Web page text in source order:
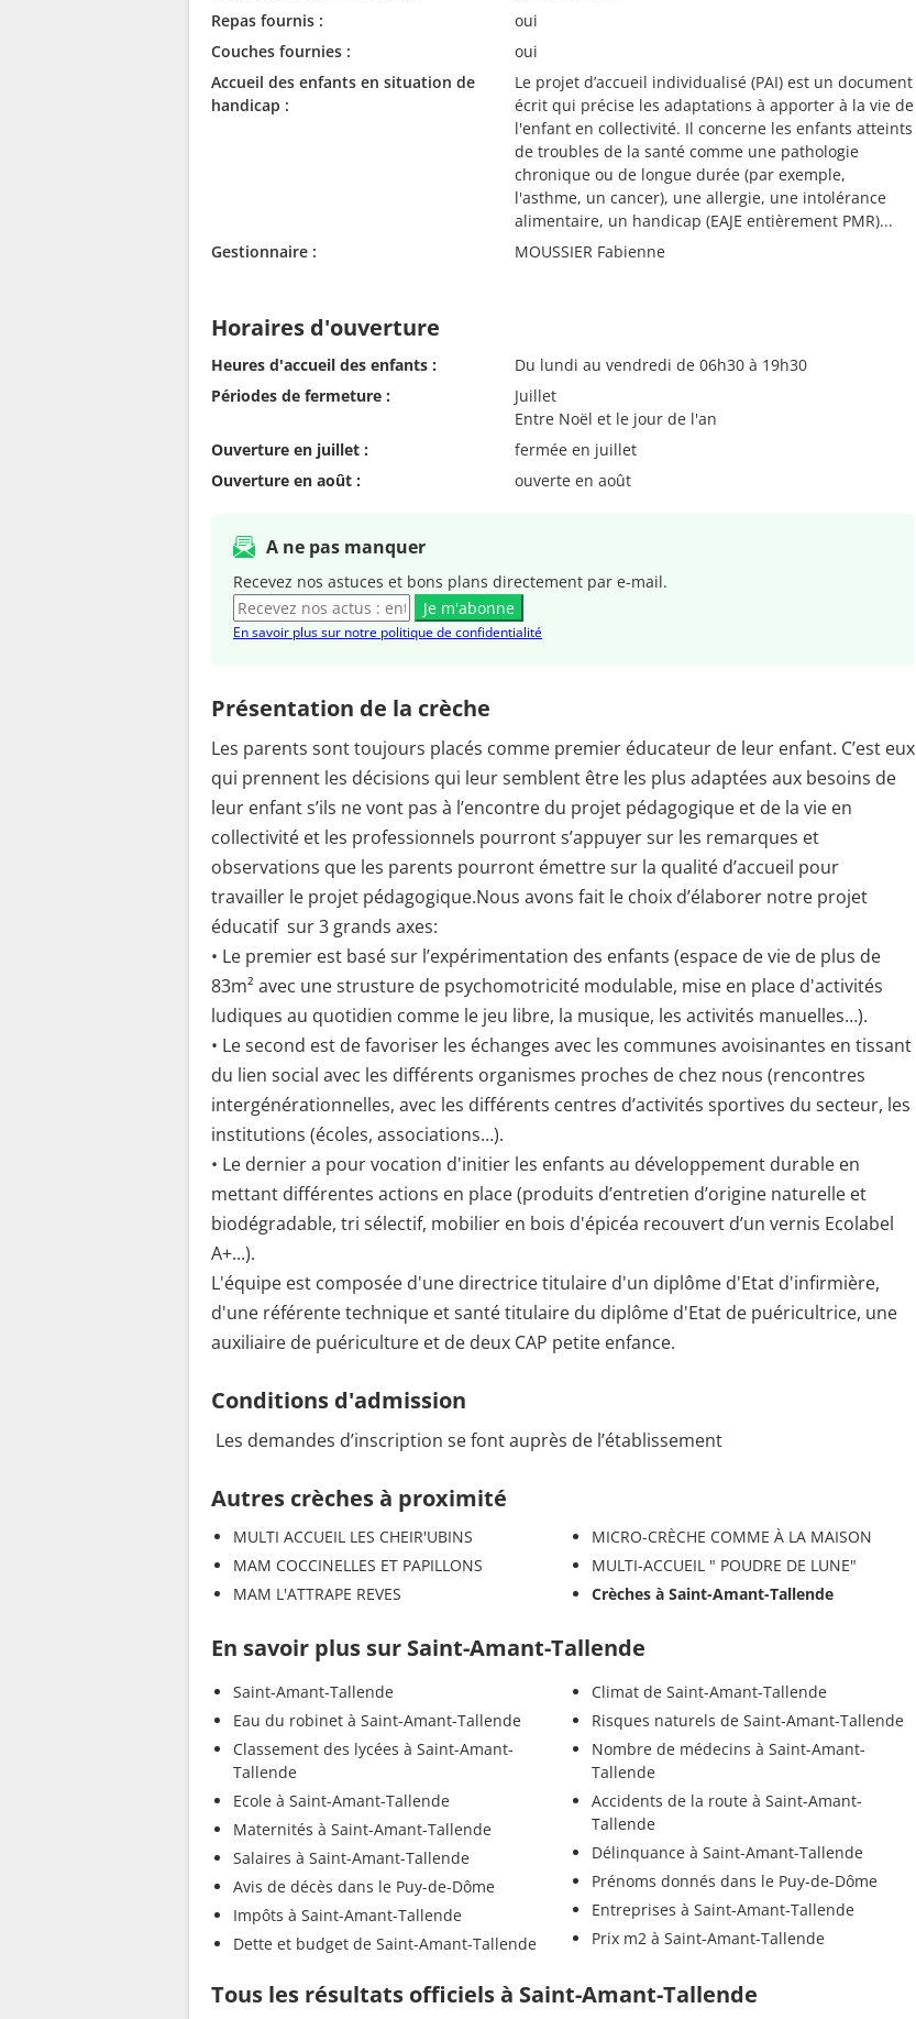
Repas fournis :
oui
Couches fournies :
oui
Accueil des enfants en situation de
handicap :
Le projet d’accueil individualisé (PAI) est un document
écrit qui précise les adaptations à apporter à la vie de
l'enfant en collectivité. Il concerne les enfants atteints
de troubles de la santé comme une pathologie
chronique ou de longue durée (par exemple,
l'asthme, un cancer), une allergie, une intolérance
alimentaire, un handicap (EAJE entièrement PMR)...
Gestionnaire :
MOUSSIER Fabienne
Horaires d'ouverture
Heures d'accueil des enfants :
Du lundi au vendredi de 06h30 à 19h30
Périodes de fermeture :
Juillet
Entre Noël et le jour de l'an
Ouverture en juillet :
fermée en juillet
Ouverture en août :
ouverte en août
A ne pas manquer
Recevez nos astuces et bons plans directement par e-mail.
Je m'abonne
En savoir plus sur notre politique de confidentialité
Présentation de la crèche
Les parents sont toujours placés comme premier éducateur de leur enfant. C’est eux
qui prennent les décisions qui leur semblent être les plus adaptées aux besoins de
leur enfant s’ils ne vont pas à l’encontre du projet pédagogique et de la vie en
collectivité et les professionnels pourront s’appuyer sur les remarques et
observations que les parents pourront émettre sur la qualité d’accueil pour
travailler le projet pédagogique.Nous avons fait le choix d’élaborer notre projet
éducatif sur 3 grands axes:
• Le premier est basé sur l’expérimentation des enfants (espace de vie de plus de
83m² avec une strusture de psychomotricité modulable, mise en place d'activités
ludiques au quotidien comme le jeu libre, la musique, les activités manuelles…).
• Le second est de favoriser les échanges avec les communes avoisinantes en tissant
du lien social avec les différents organismes proches de chez nous (rencontres
intergénérationnelles, avec les différents centres d’activités sportives du secteur, les
institutions (écoles, associations…).
• Le dernier a pour vocation d'initier les enfants au développement durable en
mettant différentes actions en place (produits d’entretien d’origine naturelle et
biodégradable, tri sélectif, mobilier en bois d'épicéa recouvert d’un vernis Ecolabel
A+...).
L'équipe est composée d'une directrice titulaire d'un diplôme d'Etat d'infirmière,
d'une référente technique et santé titulaire du diplôme d'Etat de puéricultrice, une
auxiliaire de puériculture et de deux CAP petite enfance.
Conditions d'admission
Les demandes d’inscription se font auprès de l’établissement
Autres crèches à proximité
MULTI ACCUEIL LES CHEIR'UBINS
MAM COCCINELLES ET PAPILLONS
MAM L'ATTRAPE REVES
MICRO-CRÈCHE COMME À LA MAISON
MULTI-ACCUEIL " POUDRE DE LUNE"
Crèches à Saint-Amant-Tallende
En savoir plus sur Saint-Amant-Tallende
Saint-Amant-Tallende
Eau du robinet à Saint-Amant-Tallende
Classement des lycées à Saint-Amant-
Tallende
Ecole à Saint-Amant-Tallende
Maternités à Saint-Amant-Tallende
Salaires à Saint-Amant-Tallende
Avis de décès dans le Puy-de-Dôme
Impôts à Saint-Amant-Tallende
Dette et budget de Saint-Amant-Tallende
Climat de Saint-Amant-Tallende
Risques naturels de Saint-Amant-Tallende
Nombre de médecins à Saint-Amant-
Tallende
Accidents de la route à Saint-Amant-
Tallende
Délinquance à Saint-Amant-Tallende
Prénoms donnés dans le Puy-de-Dôme
Entreprises à Saint-Amant-Tallende
Prix m2 à Saint-Amant-Tallende
Tous les résultats officiels à Saint-Amant-Tallende